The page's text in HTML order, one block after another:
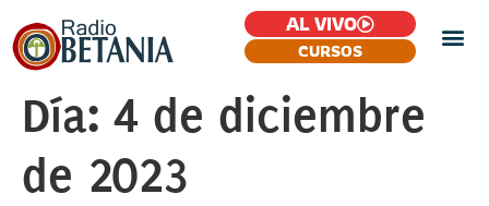
AL VIVO
CURSOS
Día: 4 de diciembre
de 2023